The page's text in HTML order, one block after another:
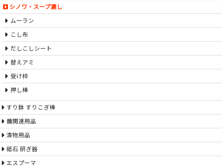
シノワ・スープ漉し
ムーラン
こし布
だしこしシート
替えアミ
受け枠
押し棒
すり鉢 すりこぎ棒
麺関連用品
漬物用品
砥石 研ぎ器
エスプーマ